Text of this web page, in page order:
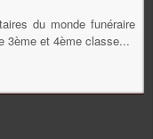
du monde funéraire
3ème et 4ème classe...